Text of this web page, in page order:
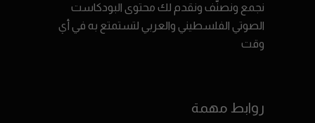
نجمع ونصنّف ونقدم لك محتوى البودكاست
الصوتي الفلسطيني والعربي لتستمتع به في أي
وقت
روابط مهمة